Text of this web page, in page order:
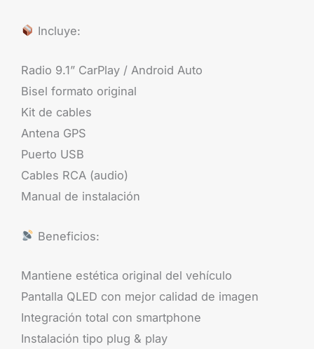
Incluye:
Radio 9.1” CarPlay / Android Auto
Bisel formato original
Kit de cables
Antena GPS
Puerto USB
Cables RCA (audio)
Manual de instalación
Beneficios:
Mantiene estética original del vehículo
Pantalla QLED con mejor calidad de imagen
Integración total con smartphone
Instalación tipo plug & play